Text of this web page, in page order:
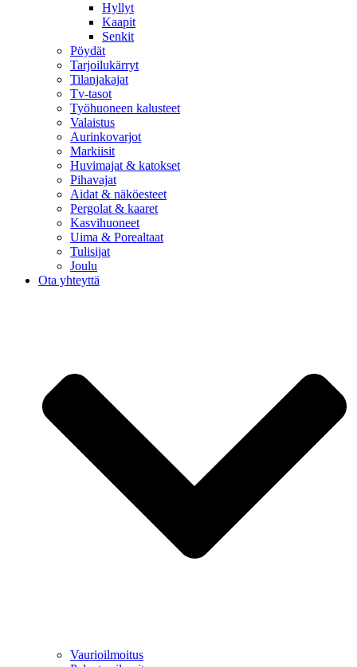
Hyllyt
Kaapit
Senkit
Pöydät
Tarjoilukärryt
Tilanjakajat
Tv-tasot
Työhuoneen kalusteet
Valaistus
Aurinkovarjot
Markiisit
Huvimajat & katokset
Pihavajat
Aidat & näköesteet
Pergolat & kaaret
Kasvihuoneet
Uima & Porealtaat
Tulisijat
Joulu
Ota yhteyttä
Vaurioilmoitus